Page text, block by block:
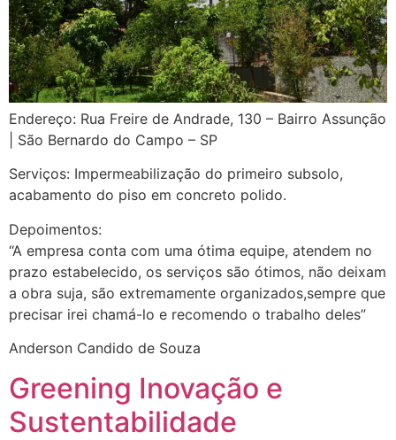
Endereço: Rua Freire de Andrade, 130 – Bairro Assunção
| São Bernardo do Campo – SP
Serviços: Impermeabilização do primeiro subsolo,
acabamento do piso em concreto polido.
Depoimentos:
“A empresa conta com uma ótima equipe, atendem no
prazo estabelecido, os serviços são ótimos, não deixam
a obra suja, são extremamente organizados,sempre que
precisar irei chamá-lo e recomendo o trabalho deles”
Anderson Candido de Souza
Greening Inovação e
Sustentabilidade